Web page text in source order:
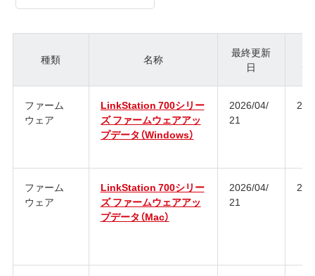
種類 名称
最終更新
日
ジ
ファーム
ウェア
LinkStation 700シリー
ズ ファームウェアアッ
プデータ（Windows）
2026/04/
21
ファーム
ウェア
LinkStation 700シリー
ズ ファームウェアアッ
プデータ（Mac）
2026/04/
21